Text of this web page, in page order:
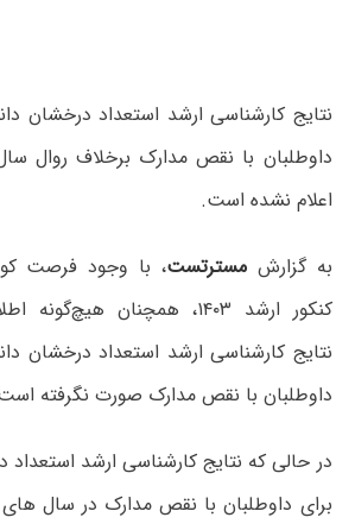
داوطلبان با نقص مدارک برخلاف روال
اعلام نشده است.
به گزارش مسترتست، با وجود فرصت
کنکور ارشد ۱۴۰۳، همچنان
داوطلبان با نقص مدارک صورت نگرفته
در حالی که نتایج کارشناسی ارشد استعداد
برای داوطلبان با نقص مدارک در سال